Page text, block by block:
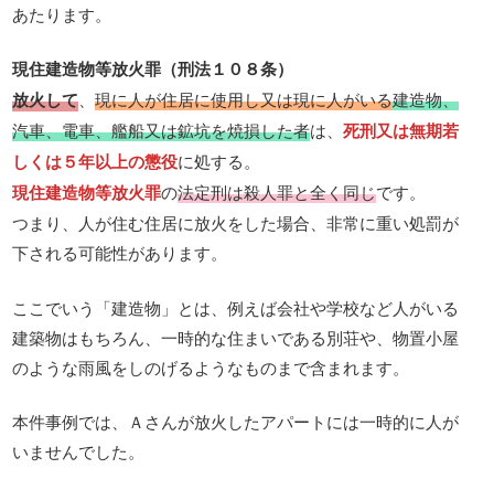
あたります。
現住建造物等放火罪（刑法１０８条）
放火して 、現に人が住居に使用し又は現に人がいる建造物、
汽車、電車、艦船又は鉱坑を焼損した者は、死刑又は無期若
しくは５年以上の懲役に処する。
現住建造物等放火罪の法定刑は殺人罪と全く同じです。
つまり、人が住む住居に放火をした場合、非常に重い処罰が
下される可能性があります。
ここでいう「建造物」とは、例えば会社や学校など人がいる
建築物はもちろん、一時的な住まいである別荘や、物置小屋
のような雨風をしのげるようなものまで含まれます。
本件事例では、Ａさんが放火したアパートには一時的に人が
いませんでした。